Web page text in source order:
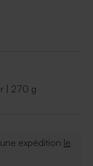
| 270 g
expédition le